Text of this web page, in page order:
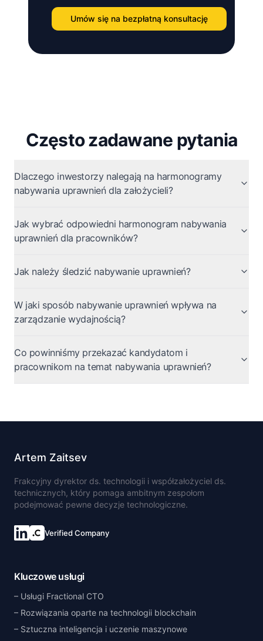
Umów się na bezpłatną konsultację
Często zadawane pytania
Dlaczego inwestorzy nalegają na harmonogramy
nabywania uprawnień dla założycieli?
Jak wybrać odpowiedni harmonogram nabywania
uprawnień dla pracowników?
Jak należy śledzić nabywanie uprawnień?
W jaki sposób nabywanie uprawnień wpływa na
zarządzanie wydajnością?
Co powinniśmy przekazać kandydatom i
pracownikom na temat nabywania uprawnień?
Artem Zaitsev
Frakcyjny dyrektor ds. technologii i współzałożyciel ds.
technicznych, który pomaga ambitnym zespołom
podejmować pewne decyzje technologiczne.
Verified Company
Kluczowe usługi
Usługi Fractional CTO
Rozwiązania oparte na technologii blockchain
Sztuczna inteligencja i uczenie maszynowe